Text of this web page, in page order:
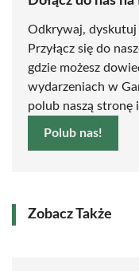
Odkrywaj, dyskutuj
Przyłącz się do
gdzie możesz
wydarzeniach w
polub naszą stronę
Polub nas!
Zobacz Także